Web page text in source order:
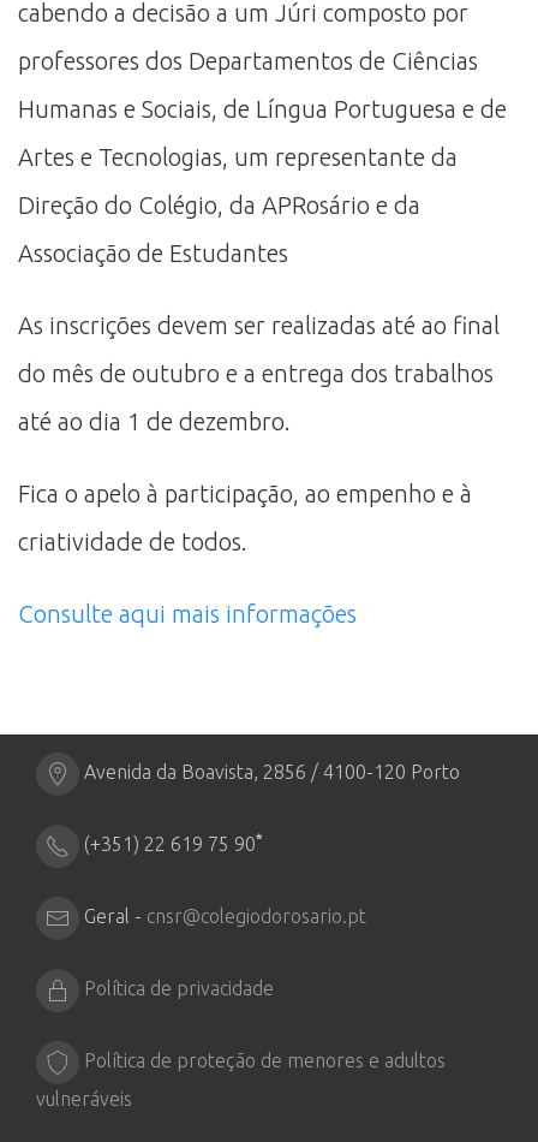
cabendo a decisão a um Júri composto por
professores dos Departamentos de Ciências
Humanas e Sociais, de Língua Portuguesa e de
Artes e Tecnologias, um representante da
Direção do Colégio, da APRosário e da
Associação de Estudantes
As inscrições devem ser realizadas até ao final
do mês de outubro e a entrega dos trabalhos
até ao dia 1 de dezembro.
Fica o apelo à participação, ao empenho e à
criatividade de todos.
Consulte aqui mais informações
Avenida da Boavista, 2856 / 4100-120 Porto
(+351) 22 619 75 90*
Geral - cnsr@colegiodorosario.pt
Política de privacidade
Política de proteção de menores e adultos
vulneráveis